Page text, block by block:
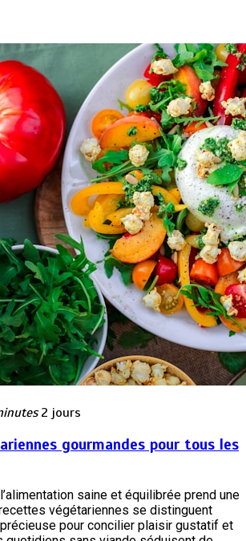
2 jours
gourmandes pour tous les
saine et équilibrée prend une
végétariennes se distinguent
pour concilier plaisir gustatif et